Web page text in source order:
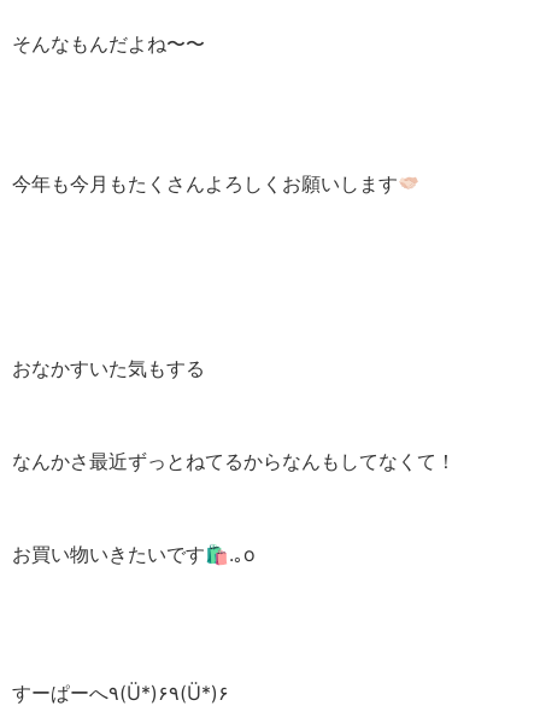
そんなもんだよね〜〜
今年も今月もたくさんよろしくお願いします
おなかすいた気もする
なんかさ最近ずっとねてるからなんもしてなくて！
お買い物いきたいです🛍.｡o
すーぱーへ٩(Ü*)۶٩(Ü*)۶